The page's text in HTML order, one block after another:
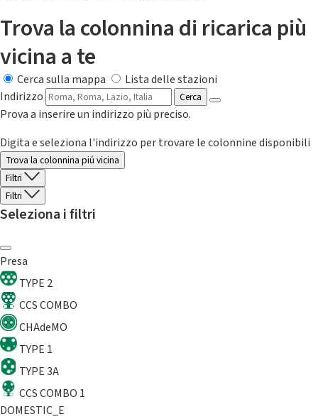
Trova la colonnina di ricarica più
vicina a te
Cerca sulla mappa
Lista delle stazioni
Indirizzo
Cerca
Prova a inserire un indirizzo più preciso.
Digita e seleziona l'indirizzo per trovare le colonnine disponibili
Trova la colonnina piú vicina
Filtri
Filtri
Seleziona i filtri
Presa
TYPE 2
CCS COMBO
CHAdeMO
TYPE 1
TYPE 3A
CCS COMBO 1
DOMESTIC_E